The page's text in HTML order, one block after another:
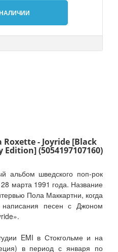
- Joyride [Black
(5054197107160)
альбом шведского поп-рок
марта 1991 года. Название
Пола Маккартни, когда
написания песен с Джоном
EMI в Стокгольме и на
в период с января по